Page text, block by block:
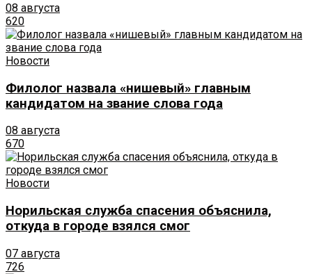
08 августа
620
Новости
Филолог назвала «нишевый» главным
кандидатом на звание слова года
08 августа
670
Новости
Норильская служба спасения объяснила,
откуда в городе взялся смог
07 августа
726